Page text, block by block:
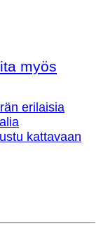
myös
erilaisia
kattavaan